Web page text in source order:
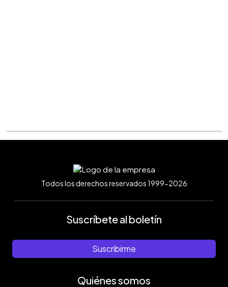
Todos los derechos reservados 1999-2026
Suscríbete al boletín
Suscribirme
Quiénes somos